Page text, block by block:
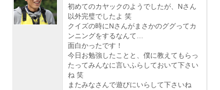
初めてのカヤックのようでしたが、Nさん
以外完璧でしたよ 笑
クイズの時にNさんがまさかのググってカ
ンニングをするなんて…
面白かったです！
今日お勉強したことと、僕に教えてもらっ
たってみんなに言いふらしておいて下さい
ね 笑
またみなさんで遊びにいらして下さいね